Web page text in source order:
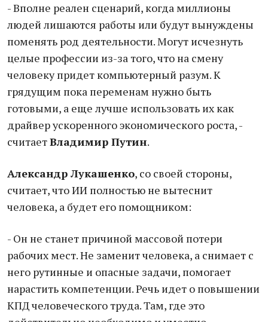
- Вполне реален сценарий, когда миллионы
людей лишаются работы или будут вынуждены
поменять род деятельности. Могут исчезнуть
целые профессии из-за того, что на смену
человеку придет компьютерный разум. К
грядущим пока переменам нужно быть
готовыми, а еще лучше использовать их как
драйвер ускоренного экономического роста, -
считаетВладимир Путин.
Александр Лукашенко, со своей стороны,
считает, что ИИ полностью не вытеснит
человека, а будет его помощником:
- Он не станет причиной массовой потери
рабочих мест. Не заменит человека, а снимает с
него рутинные и опасные задачи, помогает
нарастить компетенции. Речь идет о повышении
КПД человеческого труда. Там, где это